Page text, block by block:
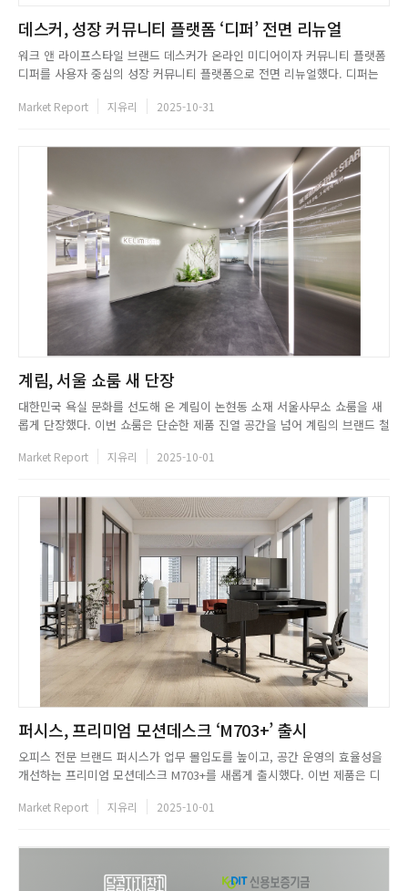
데스커, 성장 커뮤니티 플랫폼 ‘디퍼’ 전면 리뉴얼
워크 앤 라이프스타일 브랜드 데스커가 온라인 미디어이자 커뮤니티 플랫폼
디퍼를 사용자 중심의 성장 커뮤니티 플랫폼으로 전면 리뉴얼했다. 디퍼는
체화하는 툴킷, 책상을 무대로 배움과 연결을 만드는 오프라인 워크숍 디퍼
Market Report 지유리 2025-10-31
계림, 서울 쇼룸 새 단장
대한민국 욕실 문화를 선도해 온 계림이 논현동 소재 서울사무소 쇼룸을 새
롭게 단장했다. 이번 쇼룸은 단순한 제품 진열 공간을 넘어 계림의 브랜드 철
림의 브랜드 메시지 자연을 담아 공간을 빛내다를 담아 세련된 스테인리스
Market Report 지유리 2025-10-01
퍼시스, 프리미엄 모션데스크 ‘M703+’ 출시
오피스 전문 브랜드 퍼시스가 업무 몰입도를 높이고, 공간 운영의 효율성을
개선하는 프리미엄 모션데스크 M703+를 새롭게 출시했다. 이번 제품은 디
체형별 인간공학적 대응, 유연 좌석제나 오픈형 좌석에서의 보안 및 프라이
Market Report 지유리 2025-10-01